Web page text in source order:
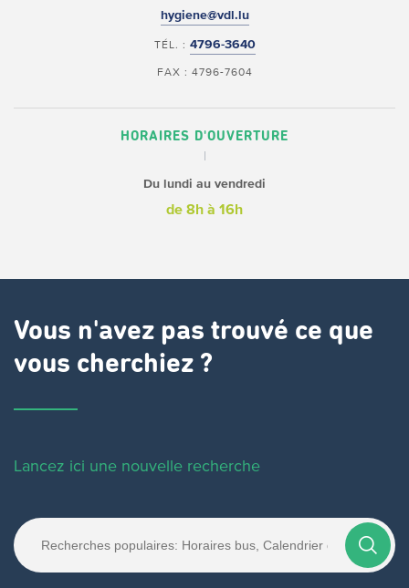
hygiene@vdl.lu
TÉL. : 4796-3640
FAX : 4796-7604
HORAIRES D'OUVERTURE
Du lundi au vendredi
de 8h à 16h
Vous n'avez pas trouvé ce que
vous cherchiez ?
Lancez ici une nouvelle recherche